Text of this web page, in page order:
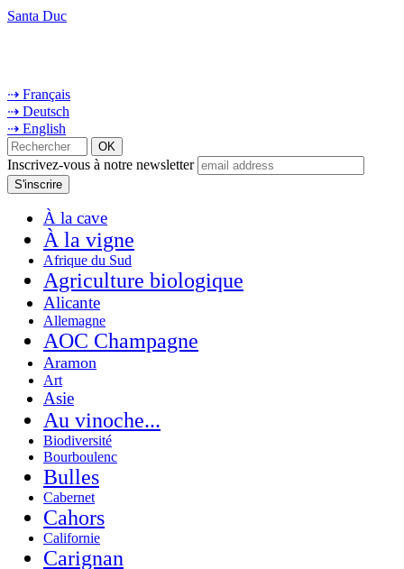
Santa Duc
⇢ Français
⇢ Deutsch
⇢ English
Inscrivez-vous à notre newsletter
À la cave
À la vigne
Afrique du Sud
Agriculture biologique
Alicante
Allemagne
AOC Champagne
Aramon
Art
Asie
Au vinoche...
Biodiversité
Bourboulenc
Bulles
Cabernet
Cahors
Californie
Carignan